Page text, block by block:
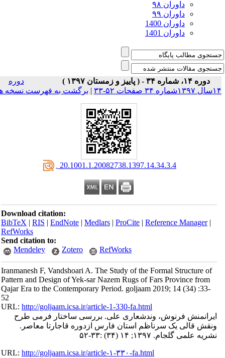
داوران ۹۸
داوران ۹۹
داوران 1400
داوران 1401
دوره ۱۴، شماره ۳۴ - ( پاییز و زمستان ۱۳۹۷ )
دوره
۳۴ صفحات ۵۲-۳۳
|برگشت به فهرست نسخه ها
‎ 20.1001.1.20082738.1397.14.34.3.4
Download citation:
BibTeX|RIS|EndNote|Medlars|ProCite|Reference Manager
RefWorks
Send citation to:
Mendeley
Zotero RefWorks
Iranmanesh F, Vandshoari A. The Study of the Formal Structure of
Pattern and Design of Yek-sar Nazem Rugs of Fars Province from
Qajar Era to the Contemporary Period. goljaam 2019; 14 (34) :33-
52
URL:http://goljaam.icsa.ir/article-1-330-fa.html
ایرانمنش فرنوش، وندشعاری علی. بررسی ساختار فرمی طرح
ونقش قالی یک سرناظم استان فارس ازدوره قاجارتا معاصر.
نشریه علمی گلجام. ۱۳۹۷; ۱۴ (۳۴) :۳۳-۵۲
URL:http://goljaam.icsa.ir/article-۱-۳۳۰-fa.html